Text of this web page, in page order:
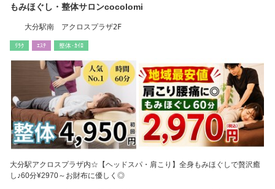
もみほぐし・整体サロンcocolomi
大分駅南 アクロスプラザ2F
ﾘﾗｸ ｴｽﾃ 整体･ｶｲﾛ
大分駅アクロスプラザ内☆【ヘッドスパ・肩こり】全身もみほぐしで贅沢癒
し♪60分¥2970～お財布に優しく◎